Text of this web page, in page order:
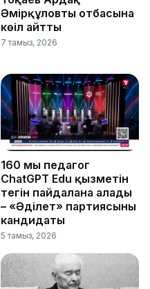
Әмірқұловтың отбасына
көңіл айтты
7 тамыз, 2026
160 мың педагог
ChatGPT Edu қызметін
тегін пайдалана алады
– «Әділет» партиясының
кандидаты
5 тамыз, 2026